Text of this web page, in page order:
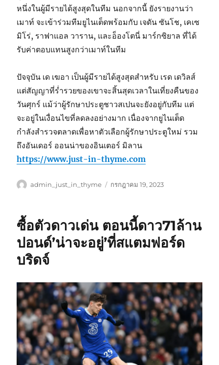
หนึ่งในผู้มีรายได้สูงสุดในทีม นอกจากนี้ ยังรายงานว่า
เมาท์ จะเข้าร่วมทีมยูไนเต็ดพร้อมกับ เจดัน ซันโช, เคเซ
มิโร่, ราฟาแอล วาราน, และอ็องโตนี่ มาร์กซิยาล ที่ได้
รับค่าตอบแทนสูงกว่าเมาท์ในทีม
ปัจจุบัน เด เฆอา เป็นผู้มีรายได้สูงสุดสำหรับ เรด เดวิลส์
แต่สัญญาที่ร่ำรวยของเขาจะสิ้นสุดเวลาในเที่ยงคืนของ
วันศุกร์ แม้ว่าผู้รักษาประตูชาวสเปนจะยังอยู่กับทีม แต่
จะอยู่ในเงื่อนไขที่ลดลงอย่างมาก เนื่องจากยูไนเต็ด
กำลังสำรวจตลาดเพื่อหาตัวเลือกผู้รักษาประตูใหม่ รวม
ถึงอันเดอร์ ออนน่าของอินเตอร์ มิลาน
https://www.just-in-thyme.com
ผู้
admin_just_in_thyme
เขียน
กรกฎาคม 19, 2023
ซื้อตัวดาวเด่น ตอนนี้ดาว71ล้าน
ปอนด์’น่าจะอยู่’ที่สแตมฟอร์ด
บริดจ์